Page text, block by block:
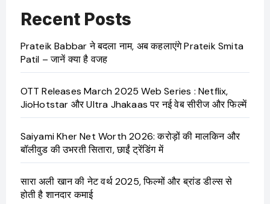
Recent Posts
Prateik Babbar ने बदला नाम, अब कहलाएंगे Prateik Smita
Patil – जानें क्या है वजह
OTT Releases March 2025 Web Series : Netflix,
JioHotstar और Ultra Jhakaas पर नई वेब सीरीज और फिल्में
Saiyami Kher Net Worth 2026: करोड़ों की मालकिन और
बॉलीवुड की उभरती सितारा, छाईं ट्रेंडिंग में
सारा अली खान की नेट वर्थ 2025, फिल्मों और ब्रांड डील्स से
होती है शानदार कमाई